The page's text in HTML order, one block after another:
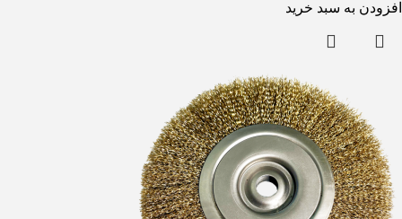
افزودن به سبد خرید